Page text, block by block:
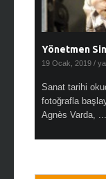
Yönetmen
19 Ocak, 2019 /
Sanat tarihi
fotoğrafla
Agnès Varda, ...